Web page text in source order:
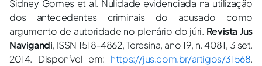
Sidney Gomes et al. Nulidade evidenciada na utilização
dos antecedentes criminais do acusado como
argumento de autoridade no plenário do júri. Revista Jus
Navigandi, ISSN 1518-4862, Teresina, ano 19, n. 4081, 3 set.
2014. Disponível em: https://jus.com.br/artigos/31568.